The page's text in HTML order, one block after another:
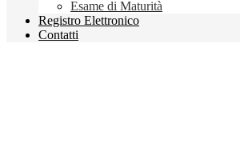
Esame di Maturità
Registro Elettronico
Contatti